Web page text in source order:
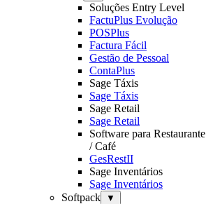
Soluções Entry Level
FactuPlus Evolução
POSPlus
Factura Fácil
Gestão de Pessoal
ContaPlus
Sage Táxis
Sage Táxis
Sage Retail
Sage Retail
Software para Restaurante
/ Café
GesRestII
Sage Inventários
Sage Inventários
Softpack
▼